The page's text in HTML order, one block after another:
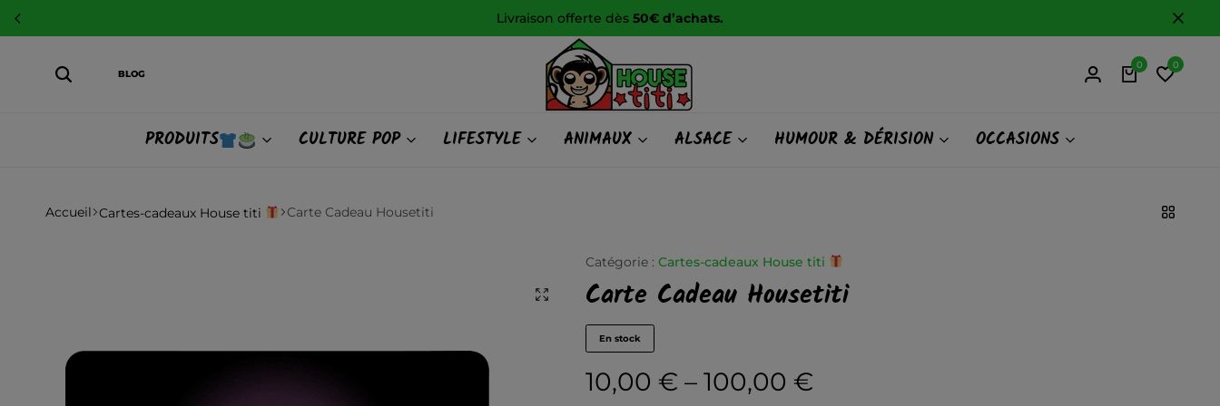
Livraison offerte dès 50€ d’achats.
BLOG
0 0
PRODUITS CULTURE POP LIFESTYLE ANIMAUX ALSACE HUMOUR & DÉRISION OCCASIONS
Accueil Cartes-cadeaux House titi Carte Cadeau Housetiti
Catégorie : Cartes-cadeaux House titi
Carte Cadeau Housetiti
En stock
10,00 € – 100,00 €